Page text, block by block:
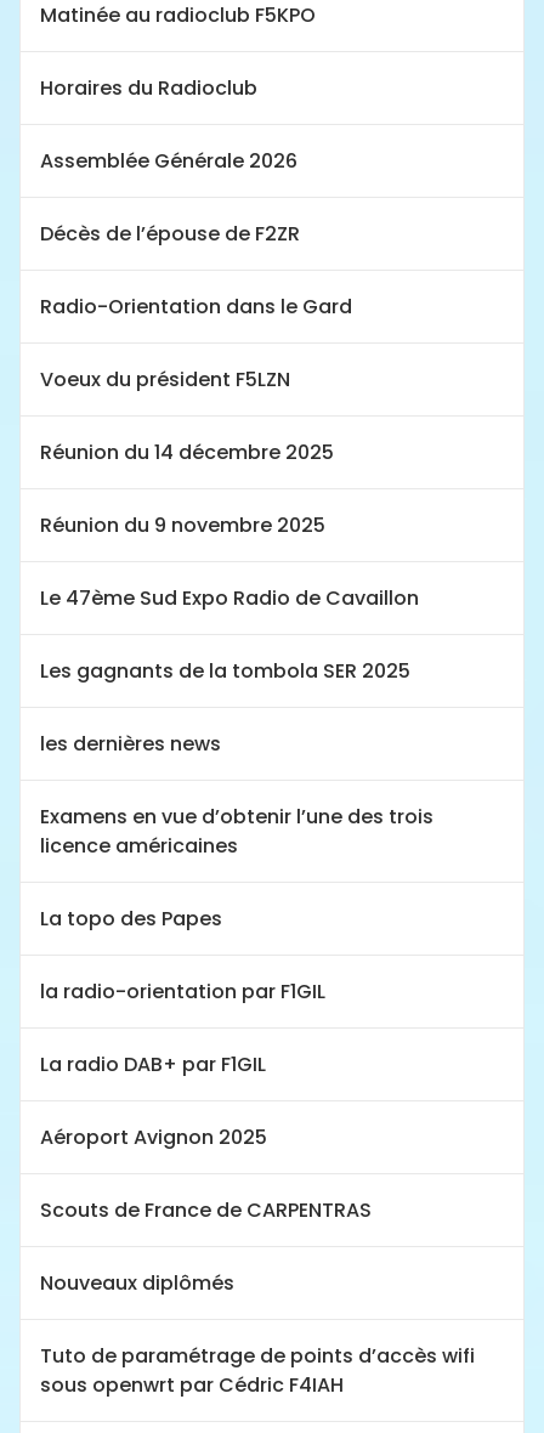
Matinée au radioclub F5KPO
Horaires du Radioclub
Assemblée Générale 2026
Décès de l’épouse de F2ZR
Radio-Orientation dans le Gard
Voeux du président F5LZN
Réunion du 14 décembre 2025
Réunion du 9 novembre 2025
Le 47ème Sud Expo Radio de Cavaillon
Les gagnants de la tombola SER 2025
les dernières news
Examens en vue d’obtenir l’une des trois
licence américaines
La topo des Papes
la radio-orientation par F1GIL
La radio DAB+ par F1GIL
Aéroport Avignon 2025
Scouts de France de CARPENTRAS
Nouveaux diplômés
Tuto de paramétrage de points d’accès wifi
sous openwrt par Cédric F4IAH